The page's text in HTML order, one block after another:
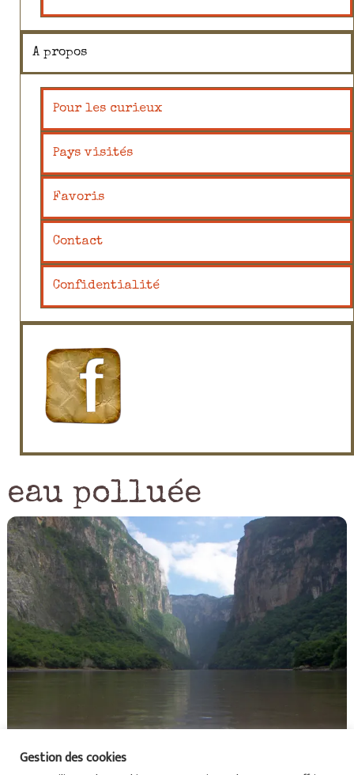
A propos
Pour les curieux
Pays visités
Favoris
Contact
Confidentialité
eau polluée
Gestion des cookies